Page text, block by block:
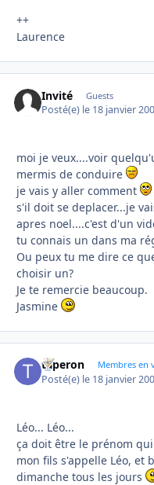
++
Laurence
Invité Guests
Posté(e) le 18 janvier
moi je veux....voir
mermis de conduire
je vais y aller comment
s'il doit se deplacer...je
apres noel....c'est d'un
tu connais un dans ma
Ou peux tu me dire ce
choisir un?
Je te remercie beaucoup.
Jasmine
taperon Membres en
Posté(e) le 18 janvier
Léo... Léo...
ça doit être le prénom
mon fils s'appelle Léo, et
dimanche tous les jours